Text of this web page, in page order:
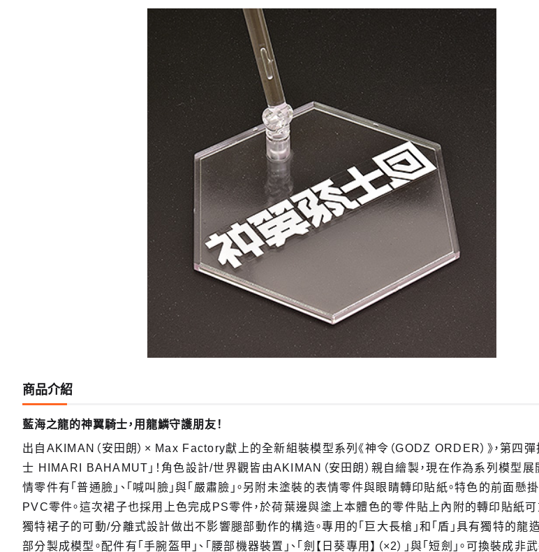
商品介紹
藍海之龍的神翼騎士，用龍鱗守護朋友！
出自AKIMAN（安田朗）× Max Factory獻上的全新組裝模型系列《神令（GODZ ORDER）》，第四彈
士 HIMARI BAHAMUT」！角色設計/世界觀皆由AKIMAN（安田朗）親自繪製，現在作為系列模型展
情零件有「普通臉」、「喊叫臉」與「嚴肅臉」。另附未塗裝的表情零件與眼睛轉印貼紙。特色的前面懸
PVC零件。這次裙子也採用上色完成PS零件，於荷葉邊與塗上本體色的零件貼上內附的轉印貼紙可
獨特裙子的可動/分離式設計做出不影響腿部動作的構造。專用的「巨大長槍」和「盾」具有獨特的龍
部分製成模型。配件有「手腕盔甲」、「腰部機器裝置」、「劍【日葵專用】（×2）」與「短劍」。可換裝成非